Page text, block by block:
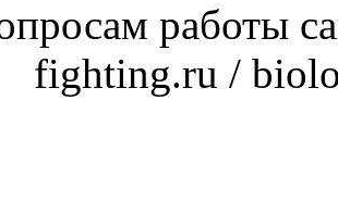
работы
fighting.ru /